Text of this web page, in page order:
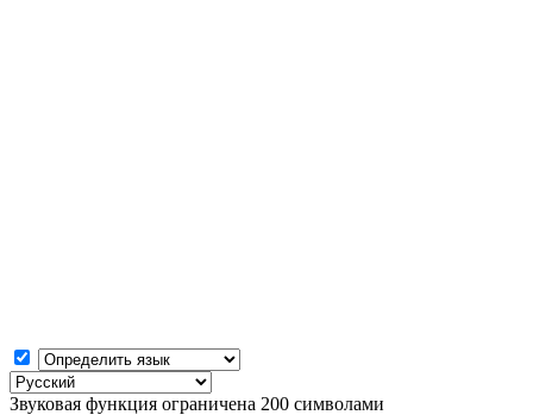
Звуковая функция ограничена 200 символами